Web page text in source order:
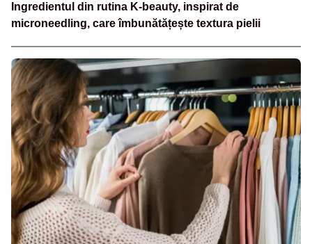
Ingredientul din rutina K-beauty, inspirat de
microneedling, care îmbunătățește textura pielii